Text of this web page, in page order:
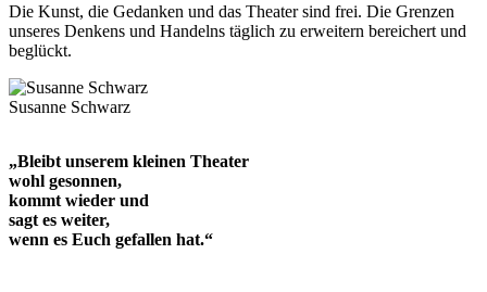
Die Kunst, die Gedanken und das Theater sind frei. Die Grenzen
unseres Denkens und Handelns täglich zu erweitern bereichert und
beglückt.
Susanne Schwarz
„Bleibt unserem kleinen Theater
wohl gesonnen,
kommt wieder und
sagt es weiter,
wenn es Euch gefallen hat.“